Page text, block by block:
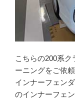
こちらの200系
ーニングをご依
インナーフェン
のインナーフェン